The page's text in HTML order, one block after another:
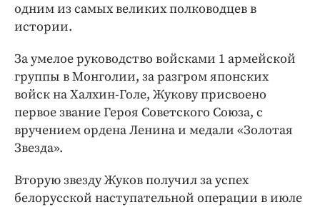
одним из самых великих полководцев в
истории.
За умелое руководство войсками 1 армейской
группы в Монголии, за разгром японских
войск на Халхин-Голе, Жукову присвоено
первое звание Героя Советского Союза, с
вручением ордена Ленина и медали «Золотая
Звезда».
Вторую звезду Жуков получил за успех
белорусской наступательной операции в июле